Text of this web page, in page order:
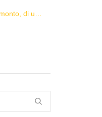
“La Brüma – Voci al tramonto, di una vita e di un’epoca”